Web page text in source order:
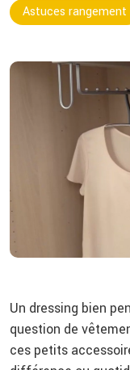
Astuces rangement
Un dressing bien
question de
ces petits